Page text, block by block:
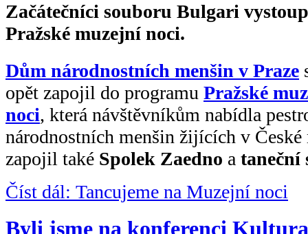
Začátečníci souboru Bulgari
Pražské muzejní noci.
Dům národnostních menšin v Praze
opět zapojil do programu Pražské
noci, která návštěvníkům nabídla
národnostních menšin žijících v
zapojil také Spolek Zaedno a taneční
Číst dál: Tancujeme na Muzejní noci
Byli jsme na konferenci